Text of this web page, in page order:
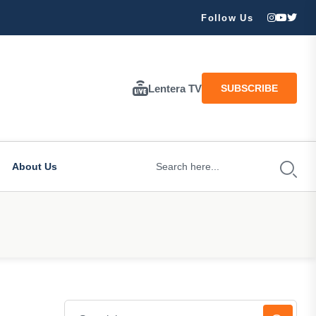
Follow Us
Lentera TV SUBSCRIBE
About Us